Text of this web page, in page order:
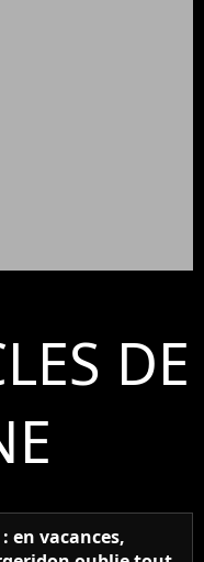
DE
en vacances,